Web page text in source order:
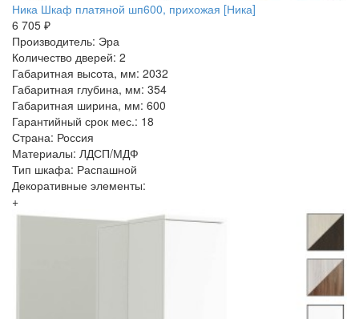
Ника Шкаф платяной шп600, прихожая [Ника]
6 705 ₽
Производитель: Эра
Количество дверей: 2
Габаритная высота, мм: 2032
Габаритная глубина, мм: 354
Габаритная ширина, мм: 600
Гарантийный срок мес.: 18
Страна: Россия
Материалы: ЛДСП/МДФ
Тип шкафа: Распашной
Декоративные элементы:
+